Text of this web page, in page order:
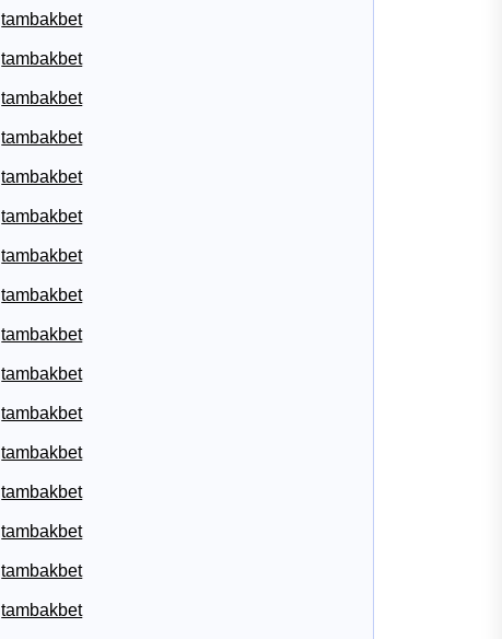
tambakbet
tambakbet
tambakbet
tambakbet
tambakbet
tambakbet
tambakbet
tambakbet
tambakbet
tambakbet
tambakbet
tambakbet
tambakbet
tambakbet
tambakbet
tambakbet